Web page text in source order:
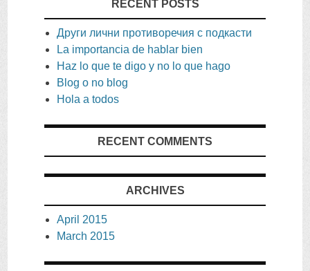
RECENT POSTS
Други лични противоречия с подкасти
La importancia de hablar bien
Haz lo que te digo y no lo que hago
Blog o no blog
Hola a todos
RECENT COMMENTS
ARCHIVES
April 2015
March 2015